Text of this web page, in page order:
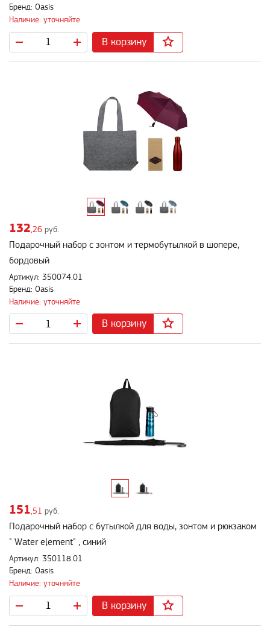
Бренд: Oasis
Наличие: уточняйте
В корзину
132 ,26 руб.
Подарочный набор с зонтом и термобутылкой в шопере,
бордовый
Артикул: 350074.01
Бренд: Oasis
Наличие: уточняйте
В корзину
151,51 руб.
Подарочный набор с бутылкой для воды, зонтом и рюкзаком
" Water element" , синий
Артикул: 350118.01
Бренд: Oasis
Наличие: уточняйте
В корзину